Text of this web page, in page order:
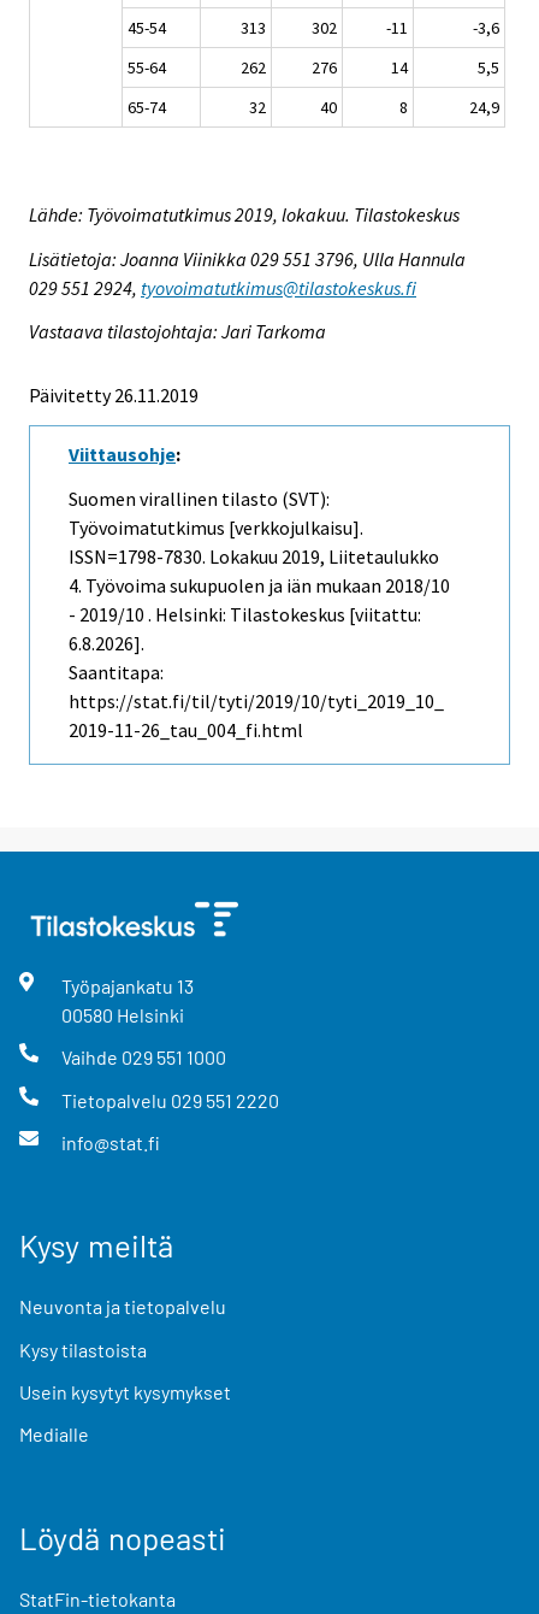
45-54
313 302 -11
-3,6
55-64
262 276 14
5,5
65-74
32 40 8 24,9
Lähde: Työvoimatutkimus 2019, lokakuu. Tilastokeskus
Lisätietoja: Joanna Viinikka 029 551 3796, Ulla Hannula
029 551 2924, tyovoimatutkimus@tilastokeskus.fi
Vastaava tilastojohtaja: Jari Tarkoma
Päivitetty 26.11.2019
Viittausohje:
Suomen virallinen tilasto (SVT):
Työvoimatutkimus [verkkojulkaisu].
ISSN=1798-7830. Lokakuu 2019, Liitetaulukko
4. Työvoima sukupuolen ja iän mukaan 2018/10
- 2019/10 . Helsinki: Tilastokeskus [viitattu:
6.8.2026].
Saantitapa:
https://stat.fi/til/tyti/2019/10/tyti_2019_10_
2019-11-26_tau_004_fi.html
Työpajankatu 13
00580 Helsinki
Vaihde 029 551 1000
Tietopalvelu 029 551 2220
info@stat.fi
Kysy meiltä
Neuvonta ja tietopalvelu
Kysy tilastoista
Usein kysytyt kysymykset
Medialle
Löydä nopeasti
StatFin-tietokanta